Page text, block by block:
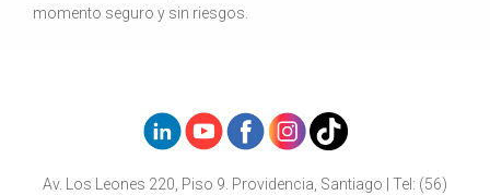
momento seguro y sin riesgos.
Av. Los Leones 220, Piso 9. Providencia, Santiago | Tel: (56)